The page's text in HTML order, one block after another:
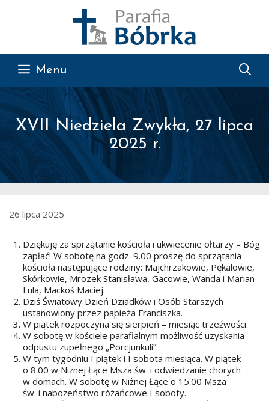
Menu
XVII Niedziela Zwykła, 27 lipca
2025 r.
26 lipca 2025
Dziękuję za sprzątanie kościoła i ukwiecenie ołtarzy – Bóg
zapłać! W sobotę na godz. 9.00 proszę do sprzątania
kościoła następujące rodziny: Majchrzakowie, Pękalowie,
Skórkowie, Mrozek Stanisława, Gacowie, Wanda i Marian
Lula, Mackoś Maciej.
Dziś Światowy Dzień Dziadków i Osób Starszych
ustanowiony przez papieża Franciszka.
W piątek rozpoczyna się sierpień – miesiąc trzeźwości.
W sobotę w kościele parafialnym możliwość uzyskania
odpustu zupełnego „Porcjunkuli”.
W tym tygodniu I piątek i I sobota miesiąca. W piątek
o 8.00 w Niżnej Łące Msza św. i odwiedzanie chorych
w domach. W sobotę w Niżnej Łące o 15.00 Msza
św. i nabożeństwo różańcowe I soboty.